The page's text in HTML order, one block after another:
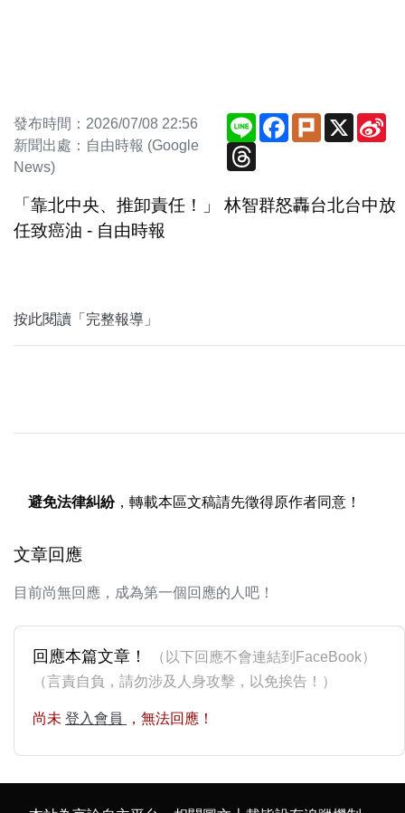
發布時間：2026/07/08 22:56
新聞出處：自由時報 (Google
News)
Line Facebook
Plurk X
「靠北中央、推卸責任！」 林智群怒轟台北台中放
任致癌油 - 自由時報
按此閱讀「完整報導」
避免法律糾紛，轉載本區文稿請先徵得原作者同意！
文章回應
目前尚無回應，成為第一個回應的人吧！
回應本篇文章！
（以下回應不會連結到FaceBook）
（言責自負，請勿涉及人身攻擊，以免挨告！）
尚未 登入會員 ，無法回應！